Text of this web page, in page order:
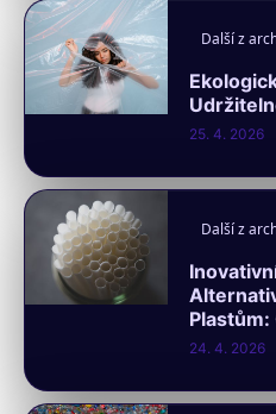
Další z
25. 4. 2026
Další z
Plastům:
24. 4. 2026